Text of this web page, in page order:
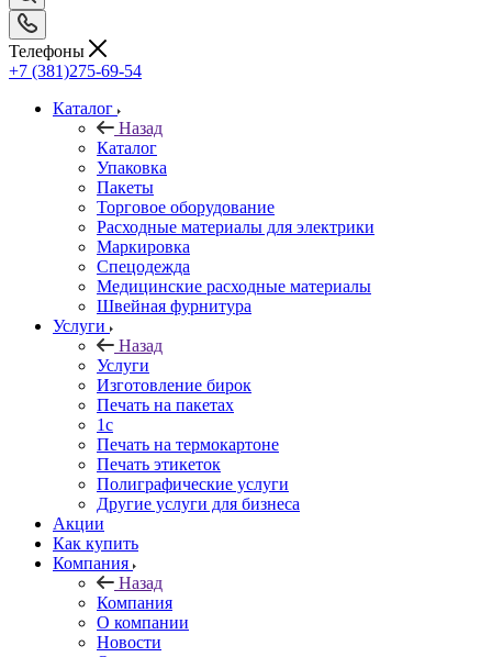
Телефоны
+7 (381)275-69-54
Каталог
Назад
Каталог
Упаковка
Пакеты
Торговое оборудование
Расходные материалы для электрики
Маркировка
Спецодежда
Медицинские расходные материалы
Швейная фурнитура
Услуги
Назад
Услуги
Изготовление бирок
Печать на пакетах
1c
Печать на термокартоне
Печать этикеток
Полиграфические услуги
Другие услуги для бизнеса
Акции
Как купить
Компания
Назад
Компания
О компании
Новости